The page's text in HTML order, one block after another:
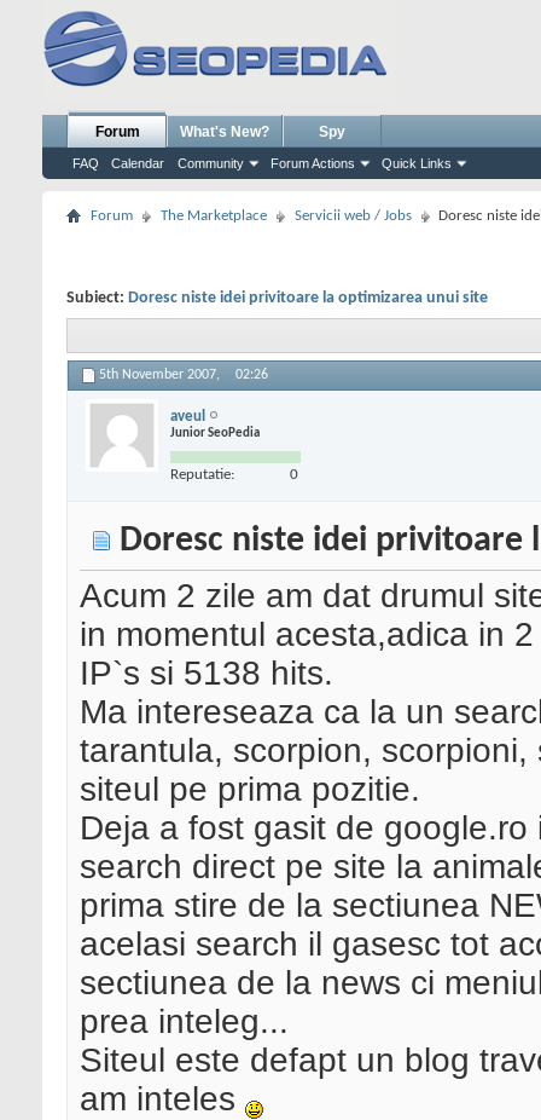
Forum
FAQ Calendar Community Forum Actions Quick Links
What's New? Spy
Forum The Marketplace Servicii web / Jobs Doresc niste
Subiect: Doresc niste idei privitoare la optimizarea unui site
5th November 2007, 02:26
aveul
Junior SeoPedia
Reputatie: 0
Doresc niste idei privitoare
Acum 2 zile am dat drumul
in momentul acesta,adica in
IP`s si 5138 hits.
Ma intereseaza ca la un
tarantula, scorpion,
siteul pe prima pozitie.
Deja a fost gasit de
search direct pe site la
prima stire de la sectiunea
acelasi search il gasesc tot
sectiunea de la news ci
prea inteleg...
Siteul este defapt un blog
am inteles